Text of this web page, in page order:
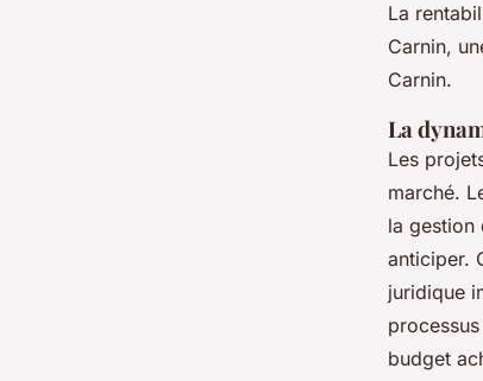
La
Carnin,
Carnin.
La
Les
marché.
la gestion
anticiper.
juridique
budget